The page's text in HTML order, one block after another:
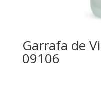
Garrafa de
09106